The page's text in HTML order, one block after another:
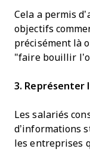
Cela a permis
objectifs
précisément là
"faire bouillir
3. Représenter
Les salariés
d’informations
les entreprises